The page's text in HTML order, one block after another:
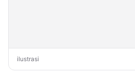
ilustrasi